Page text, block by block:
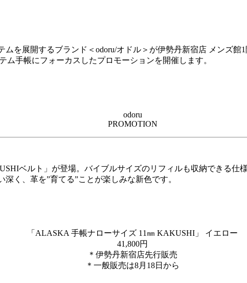
を展開するブランド＜odoru/オドル＞が伊勢丹新宿店 メンズ
手帳にフォーカスしたプロモーションを開催します。
odoru
PROMOTION
ベルト」が登場。バイブルサイズのリフィルも収納できる仕
く、革を”育てる”ことが楽しみな新色です。
「ALASKA 手帳ナローサイズ 11㎜ KAKUSHI」 イエロー
41,800円
＊伊勢丹新宿店先行販売
＊一般販売は8月18日から